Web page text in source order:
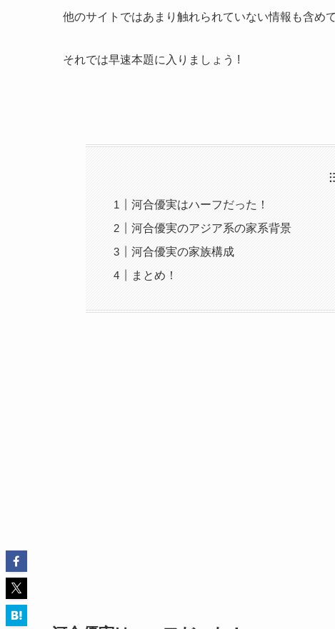
他のサイトではあまり触れられていない情報も含め
それでは早速本題に入りましょう !
河合優実はハーフだった！
河合優実のアジア系の家系背景
河合優実の家族構成
まとめ！